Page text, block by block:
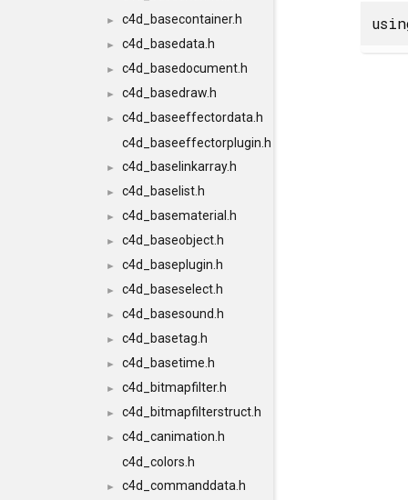
► c4d_basecontainer.h
► c4d_basedata.h
► c4d_basedocument.h
► c4d_basedraw.h
►
c4d_baseeffectordata.h
c4d_baseeffectorplugin.h
► c4d_baselinkarray.h
► c4d_baselist.h
► c4d_basematerial.h
► c4d_baseobject.h
► c4d_baseplugin.h
► c4d_baseselect.h
► c4d_basesound.h
► c4d_basetag.h
► c4d_basetime.h
► c4d_bitmapfilter.h
► c4d_bitmapfilterstruct.h
►
c4d_canimation.h
c4d_colors.h
►
c4d_commanddata.h